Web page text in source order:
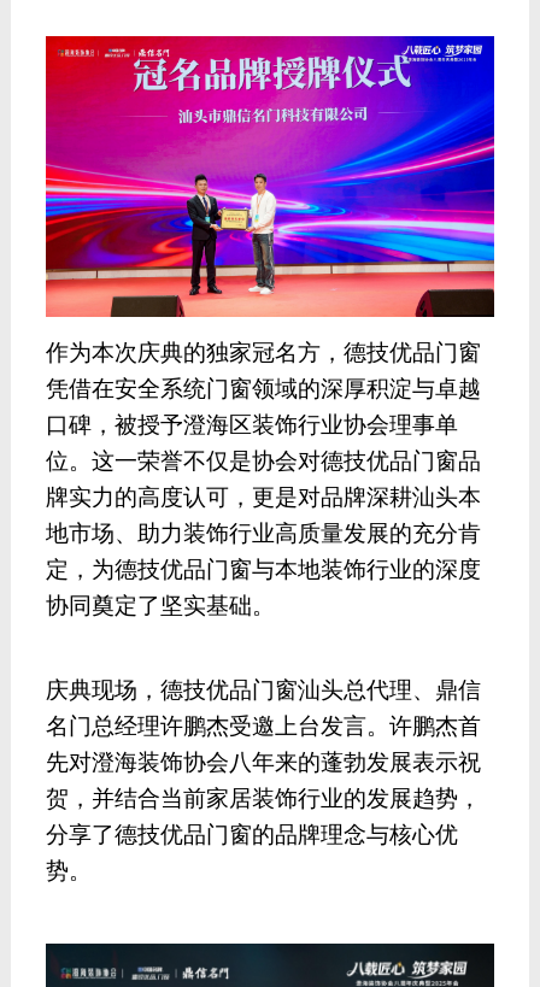
作为本次庆典的独家冠名方，德技优品门窗
凭借在安全系统门窗领域的深厚积淀与卓越
口碑， 被授予澄海区装饰行业协会理事单
位。这一荣誉不仅是协会对德技优品门窗品
牌实力的高度认可，更是对品牌深耕汕头本
地市场、助力装饰行业高质量发展的充分肯
定，为德技优品门窗与本地装饰行业的深度
协同奠定了坚实基础。
庆典现场，德技优品门窗汕头总代理、鼎信
名门总经理许鹏杰受邀上台发言。 许鹏杰首
先对澄海装饰协会八年来的蓬勃发展表示祝
贺，并结合当前家居装饰行业的发展趋势，
分享了德技优品门窗的品牌理念与核心优
势。